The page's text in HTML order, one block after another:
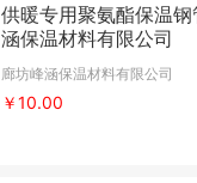
供暖专用聚氨酯保温
涵保温材料有限公司
廊坊峰涵保温材料有限公司
￥10.00